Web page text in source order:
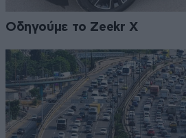
Οδηγούμε το Zeekr X